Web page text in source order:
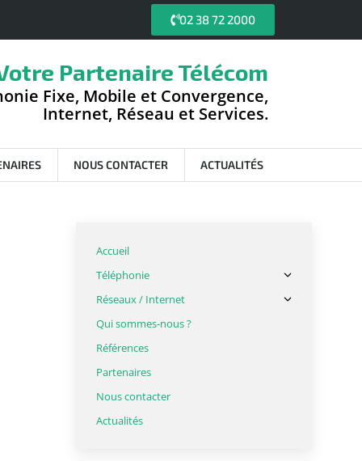
02 38 72 2000
Partenaire Télécom
Fixe, Mobile et Convergence,
Internet, Réseau et Services.
NOUS CONTACTER ACTUALITÉS
Accueil
Téléphonie
Réseaux / Internet
Qui sommes-nous ?
Références
Partenaires
Nous contacter
Actualités